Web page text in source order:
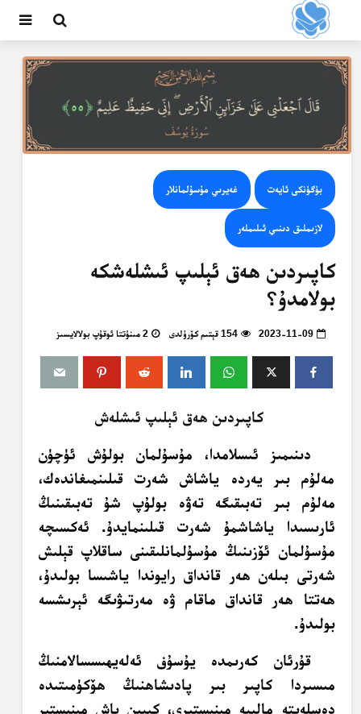
بۈگۈنكى ئايەت غەيرىي مۇسۇلمانلار
لازىملىق دىنىي ئىلىملەر
كاپىردىن ھەق ئېلىپ ئىشلەشكە
بولامدۇ؟
2023-11-09 154 قېتىم كۆرۈلدى 2 مىنۇتتا ئوقۇپ بولالايسىز
كاپىردىن ھەق ئېلىپ ئىشلەش
دىنىمىز ئىسلامدا، مۇسۇلمان بولۇش ئۈچۈن
مەلۇم بىر يەردە ياشاش شەرت قىلىنمىغاندەك،
مەلۇم بىر تەبىقىگە تەۋە بولۇپ شۇ تەبىقىنىڭ
ئارىسىدا ياشاشمۇ شەرت قىلىنمايدۇ. ئەكسىچە
مۇسۇلمان ئۆزىنىڭ مۇسۇلمانلىقىنى ساقلاپ قېلىش
شەرتى بىلەن ھەر قانداق رايوندا ياشىسا بولىدۇ،
ھەتتا ھەر قانداق ماقام ۋە مەرتىۋىگە ئېرىشسە
بولىدۇ.
قۇرئان كەرىمدە يۇسۇف ئەلەيھىسسالامنىڭ
مىسىردا كاپىر بىر پادىشاھنىڭ ھۆكۈمىتىدە
دەسلەپتە مالىيە مىنىستىرى، كېيىن باش مىنىستىر